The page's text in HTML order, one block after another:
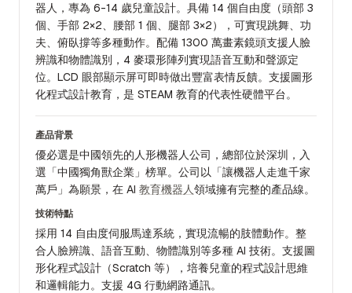
器人，專為 6-14 歲兒童設計。具備 14 個自由度（頭部 3
個、手部 2×2、腰部 1 個、腿部 3×2），可實現跳舞、功
夫、俯臥撐等多種動作。配備 1300 萬畫素鏡頭支援人臉
辨識和物體識別，4 麥環形陣列實現語音互動和聲源定
位。LCD 眼部顯示屏可即時做出豐富表情反饋。支援圖形
化程式設計教育，是 STEAM 教育的代表性硬體平台。
產品背景
優必選是中國領先的人形機器人公司，總部位於深圳，入
選「中國獨角獸企業」榜單。公司以「讓機器人走進千家
萬戶」為願景，在 AI 教育機器人領域擁有完整的產品線。
技術特點
採用 14 自由度伺服馬達系統，實現流暢的肢體動作。整
合人臉辨識、語音互動、物體識別等多種 AI 技術。支援圖
形化程式設計（Scratch 等），培養兒童的程式設計思維
和邏輯能力。支援 4G 行動網路通訊。